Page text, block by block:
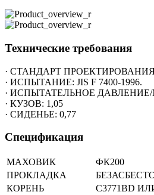
Технические требования
· СТАНДАРТ ПРОЕКТИРОВАНИЯ:
· ИСПЫТАНИЕ: JIS F 7400-1996.
· ИСПЫТАТЕЛЬНОЕ
· КУЗОВ: 1,05
· СИДЕНЬЕ: 0,77
Спецификация
МАХОВИК
ФК200
ПРОКЛАДКА
КОРЕНЬ
C3771BD